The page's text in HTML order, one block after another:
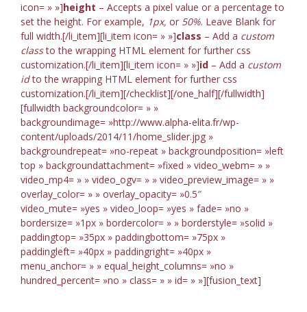
icon= » »]height – Accepts a pixel value or a percentage to
set the height. For example, 1px, or 50%. Leave Blank for
full width.[/li_item][li_item icon= » »]class – Add a custom
classto the wrapping HTML element for further css
customization.[/li_item][li_item icon= » »]id – Add a custom
idto the wrapping HTML element for further css
customization.[/li_item][/checklist][/one_half][/fullwidth]
[fullwidth backgroundcolor= » »
backgroundimage= »http://www.alpha-elita.fr/wp-
content/uploads/2014/11/home_slider.jpg »
backgroundrepeat= »no-repeat » backgroundposition= »left
top » backgroundattachment= »fixed » video_webm= » »
video_mp4= » » video_ogv= » » video_preview_image= » »
overlay_color= » » overlay_opacity= »0.5″
video_mute= »yes » video_loop= »yes » fade= »no »
bordersize= »1px » bordercolor= » » borderstyle= »solid »
paddingtop= »35px » paddingbottom= »75px »
paddingleft= »40px » paddingright= »40px »
menu_anchor= » » equal_height_columns= »no »
hundred_percent= »no » class= » » id= » »][fusion_text]